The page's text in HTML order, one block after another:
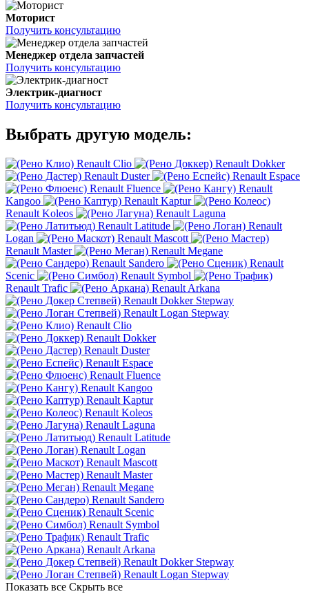
Моторист
Получить консультацию
Менеджер отдела запчастей
Получить консультацию
Электрик-диагност
Получить консультацию
Выбрать другую модель:
Renault Clio
Renault Dokker
Renault Duster
Renault Espace
Renault Fluence
Renault
Kangoo
Renault Kaptur
Renault Koleos
Renault Laguna
Renault Latitude
Renault
Logan
Renault Mascott
Renault Master
Renault Megane
Renault Sandero
Renault
Scenic
Renault Symbol
Renault Trafic
Renault Arkana
Renault Dokker Stepway
Renault Logan Stepway
Renault Clio
Renault Dokker
Renault Duster
Renault Espace
Renault Fluence
Renault Kangoo
Renault Kaptur
Renault Koleos
Renault Laguna
Renault Latitude
Renault Logan
Renault Mascott
Renault Master
Renault Megane
Renault Sandero
Renault Scenic
Renault Symbol
Renault Trafic
Renault Arkana
Renault Dokker Stepway
Renault Logan Stepway
Показать все Скрыть все